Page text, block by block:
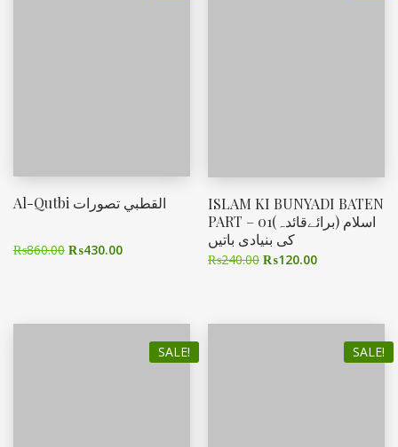
Al-Qutbi القطبي تصورات
₨860.00 ₨430.00
ISLAM KI BUNYADI BATEN
PART – 01(برائےقائدہ) اسلام
کی بنیادی باتیں
₨240.00 ₨120.00
SALE! SALE!